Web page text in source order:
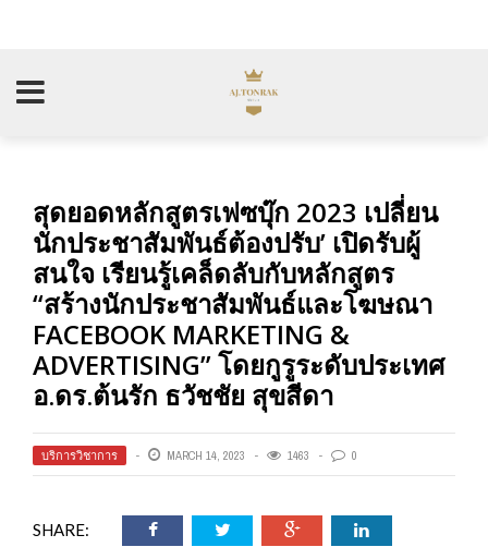
สุดยอดหลักสูตรเฟซบุ๊ก 2023 เปลี่ยน
นักประชาสัมพันธ์ต้องปรับ’ เปิดรับผู้
สนใจ เรียนรู้เคล็ดลับกับหลักสูตร
“สร้างนักประชาสัมพันธ์และโฆษณา
FACEBOOK MARKETING &
ADVERTISING” โดยกูรูระดับประเทศ
อ.ดร.ต้นรัก ธวัชชัย สุขสีดา
บริการวิชาการ MARCH 14, 2023 1463 0
SHARE: